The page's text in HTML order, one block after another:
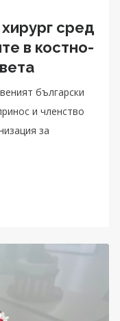
сред
в костно-
български
и членство
за